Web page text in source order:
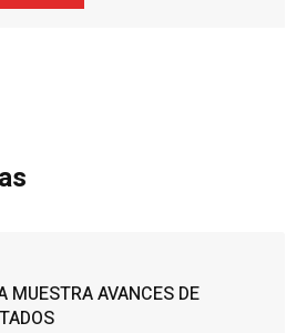
MUESTRA AVANCES DE